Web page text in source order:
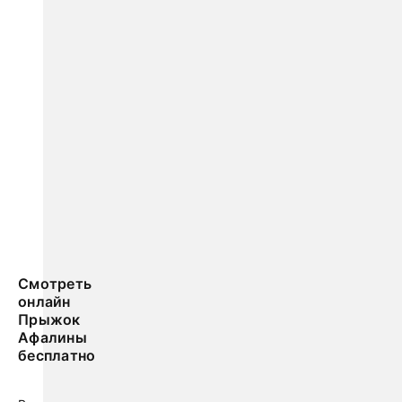
Смотреть
онлайн
Прыжок
Афалины
бесплатно